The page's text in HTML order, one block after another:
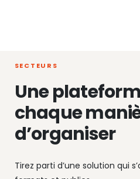
SECTEURS
Une
chaque
d’organiser
Tirez parti d’une solution qui